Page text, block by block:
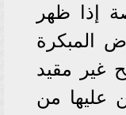
إذا ظهر
المبكرة
غير مقيد
عليها من